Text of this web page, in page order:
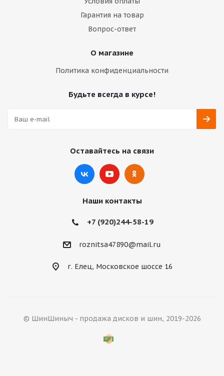
Гарантия на товар
Вопрос-ответ
О магазине
Политика конфиденциальности
Будьте всегда в курсе!
Оставайтесь на связи
Наши контакты
+7 (920)244-58-19
roznitsa47890@mail.ru
г. Елец, Московское шоссе 16
© ШинШиныч - продажа дисков и шин, 2019-2026